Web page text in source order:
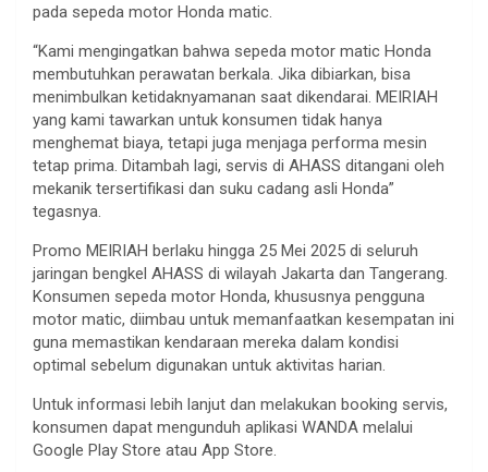
pada sepeda motor Honda matic.
“Kami mengingatkan bahwa sepeda motor matic Honda
membutuhkan perawatan berkala. Jika dibiarkan, bisa
menimbulkan ketidaknyamanan saat dikendarai. MEIRIAH
yang kami tawarkan untuk konsumen tidak hanya
menghemat biaya, tetapi juga menjaga performa mesin
tetap prima. Ditambah lagi, servis di AHASS ditangani oleh
mekanik tersertifikasi dan suku cadang asli Honda”
tegasnya.
Promo MEIRIAH berlaku hingga 25 Mei 2025 di seluruh
jaringan bengkel AHASS di wilayah Jakarta dan Tangerang.
Konsumen sepeda motor Honda, khususnya pengguna
motor matic, diimbau untuk memanfaatkan kesempatan ini
guna memastikan kendaraan mereka dalam kondisi
optimal sebelum digunakan untuk aktivitas harian.
Untuk informasi lebih lanjut dan melakukan booking servis,
konsumen dapat mengunduh aplikasi WANDA melalui
Google Play Store atau App Store.